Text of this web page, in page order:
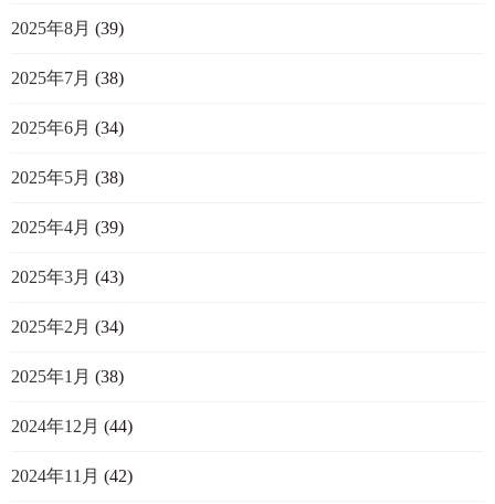
2025年8月 (39)
2025年7月 (38)
2025年6月 (34)
2025年5月 (38)
2025年4月 (39)
2025年3月 (43)
2025年2月 (34)
2025年1月 (38)
2024年12月 (44)
2024年11月 (42)